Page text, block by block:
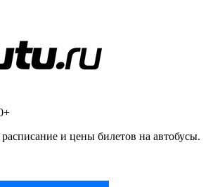
расписание и цены билетов на автобусы.